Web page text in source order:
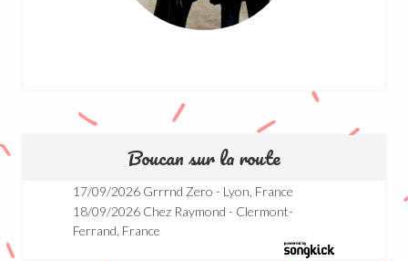
Boucan sur la route
17/09/2026 Grrrnd Zero - Lyon, France
18/09/2026 Chez Raymond - Clermont-
Ferrand, France